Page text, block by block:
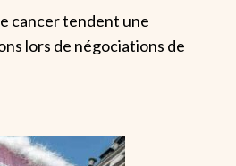
cancer tendent une
lors de négociations de